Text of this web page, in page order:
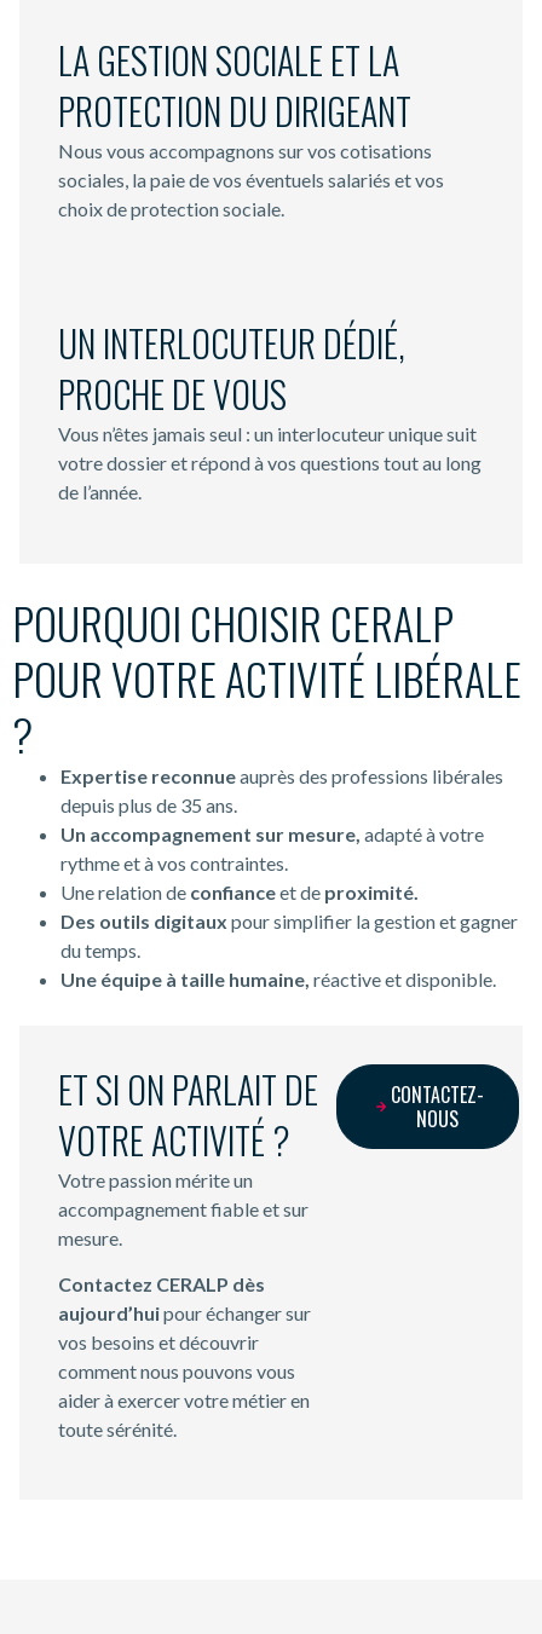
LA GESTION SOCIALE ET LA
PROTECTION DU DIRIGEANT
Nous vous accompagnons sur vos cotisations
sociales, la paie de vos éventuels salariés et vos
choix de protection sociale.
UN INTERLOCUTEUR DÉDIÉ,
PROCHE DE VOUS
Vous n’êtes jamais seul : un interlocuteur unique suit
votre dossier et répond à vos questions tout au long
de l’année.
POURQUOI CHOISIR CERALP
POUR VOTRE ACTIVITÉ LIBÉRALE
?
Expertise reconnueauprès des professions libérales
depuis plus de 35 ans.
Un accompagnement sur mesure, adapté à votre
rythme et à vos contraintes.
Une relation de confianceet de proximité.
Des outils digitaux pour simplifier la gestion et gagner
du temps.
Une équipe à taille humaine, réactive et disponible.
ET SI ON PARLAIT DE
VOTRE ACTIVITÉ ?
Votre passion mérite un
accompagnement fiable et sur
mesure.
Contactez CERALP dès
aujourd’huipour échanger sur
vos besoins et découvrir
comment nous pouvons vous
aider à exercer votre métier en
toute sérénité.
CONTACTEZ-
NOUS